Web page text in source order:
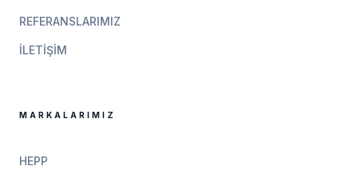
REFERANSLARIMIZ
İLETIŞIM
MARKALARIMIZ
HEPP